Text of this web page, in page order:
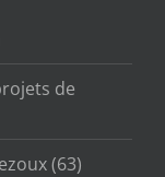
de
(63)